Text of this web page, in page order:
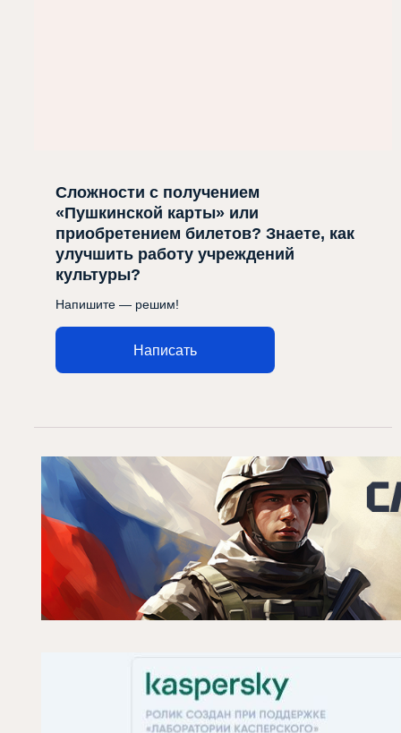
Сложности с получением
«Пушкинской карты» или
приобретением билетов? Знаете, как
улучшить работу учреждений
культуры?
Напишите — решим!
Написать